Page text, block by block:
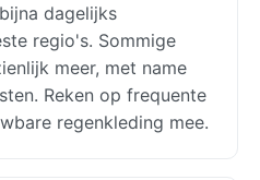
dagelijks
regio's. Sommige
meer, met name
Reken op frequente
regenkleding mee.